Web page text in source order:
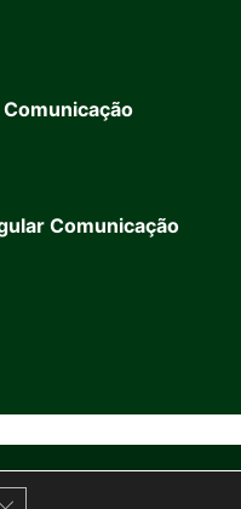
Comunicação
Close GDPR Cookie Banner